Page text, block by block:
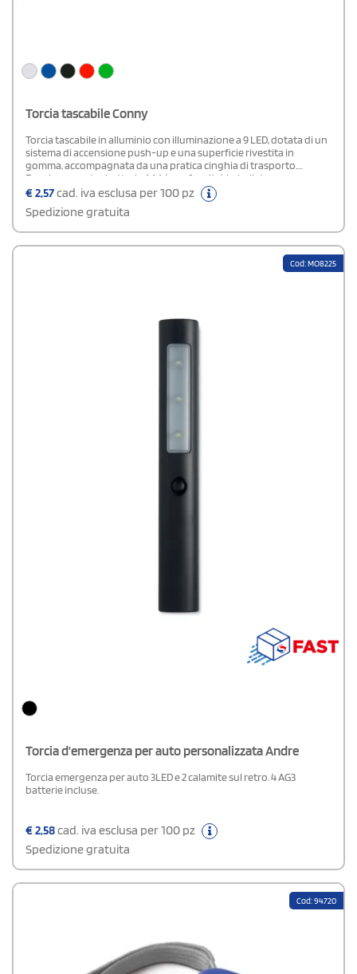
Torcia tascabile Conny
Torcia tascabile in alluminio con illuminazione a 9 LED, dotata di un
sistema di accensione push-up e una superficie rivestita in
gomma, accompagnata da una pratica cinghia di trasporto.
Funziona con tre batterie AAA (non fornite). Imballata
singolarmente in una elegante scatola argentata.
€2,57cad. iva esclusa per 100 pz
Spedizione gratuita
Cod: MO8225
Torcia d'emergenza per auto personalizzata Andre
Torcia emergenza per auto 3LED e 2 calamite sul retro. 4 AG3
batterie incluse.
€2,58cad. iva esclusa per 100 pz
Spedizione gratuita
Cod: 94720